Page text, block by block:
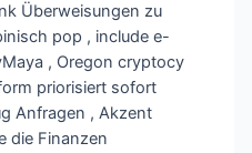
Überweisungen zu
pop , include e-
, Oregon cryptocy
priorisiert sofort
Anfragen , Akzent
die Finanzen